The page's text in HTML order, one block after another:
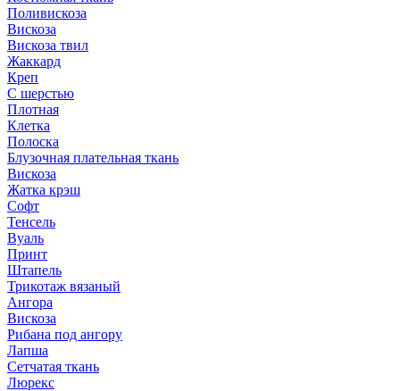
Поливискоза
Вискоза
Вискоза твил
Жаккард
Креп
С шерстью
Плотная
Клетка
Полоска
Блузочная плательная ткань
Вискоза
Жатка крэш
Софт
Тенсель
Вуаль
Принт
Штапель
Трикотаж вязаный
Ангора
Вискоза
Рибана под ангору
Лапша
Сетчатая ткань
Люрекс